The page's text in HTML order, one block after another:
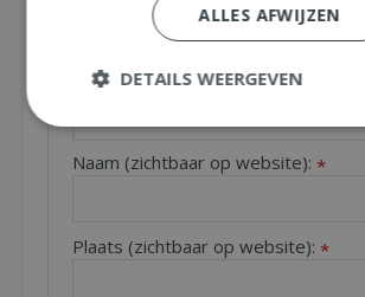
Let op: deze recensie gaat over het product
ons tuincentrum, de service of levering van
de look & feel en belangrijke eigenschappen.
Naam (zichtbaar op website): *
Plaats (zichtbaar op website): *
ALLES AFWIJZEN
DETAILS WEERGEVEN